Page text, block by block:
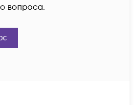
вопроса.